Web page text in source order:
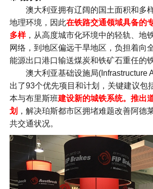
澳大利亚拥有辽阔的国土面积和多
地理环境，因此在铁路交通领域具备的
多样，从高度城市化环境中的轻轨、地
网络，到地区偏远干旱地区，负担着向
能源出口港口输送煤炭和铁矿石重任的
澳大利亚基础设施局(Infrastructure
出了93个优先项目和计划，关键建议包
本与布里斯班建设新的城铁系统。推出
划 ，解决珀斯都市区拥堵难题改善阿德
共交通状况。